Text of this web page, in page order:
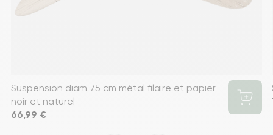
Suspension diam 75 cm métal filaire et papier
noir et naturel
Prix
66,99 €